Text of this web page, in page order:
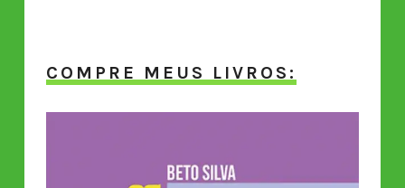
COMPRE MEUS LIVROS: